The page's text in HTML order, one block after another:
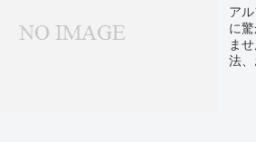
ア
に
ま
法